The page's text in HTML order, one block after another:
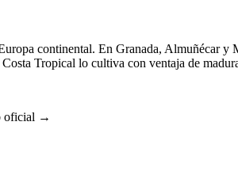
continental. En Granada, Almuñécar
Tropical lo cultiva con ventaja de
oficial →